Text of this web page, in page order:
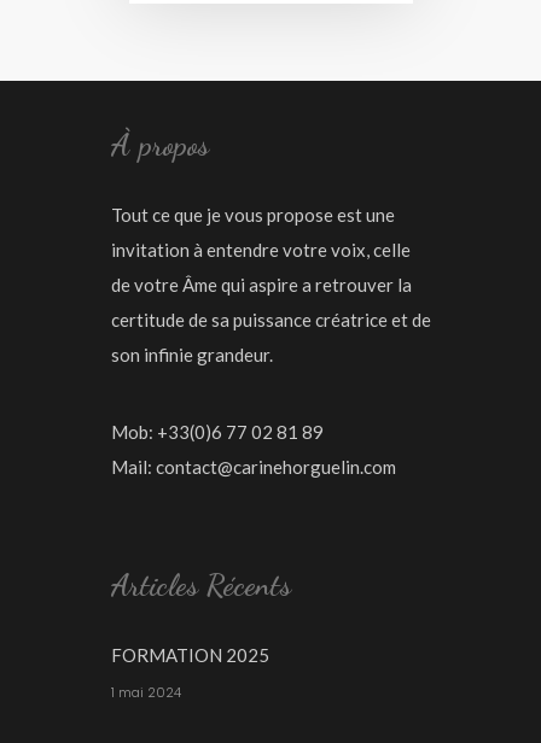
À propos
Tout ce que je vous propose est une
invitation à entendre votre voix, celle
de votre Âme qui aspire a retrouver la
certitude de sa puissance créatrice et de
son infinie grandeur.
Mob: +33(0)6 77 02 81 89
Mail: contact@carinehorguelin.com
Articles Récents
FORMATION 2025
1 mai 2024